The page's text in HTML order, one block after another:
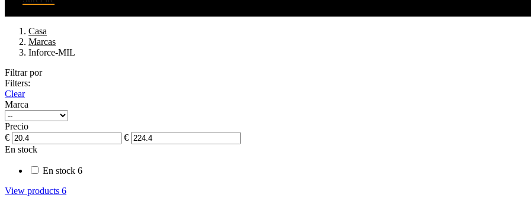
Casa
Marcas
Inforce-MIL
Filtrar por
Filters:
Clear
Marca
Precio
€
€
En stock
En stock 6
View products 6